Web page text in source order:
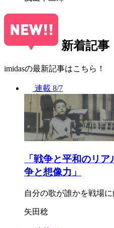
新着記事
imidasの最新記事はこちら！
連載 8/7
「戦争と平和のリ
争と想像力」
自分の歌が誰かを戦場
矢田稔